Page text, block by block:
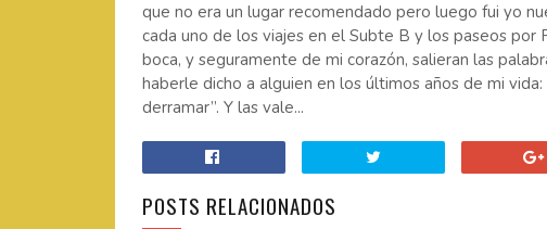
que no era un lugar recomendado pero luego fui yo
cada uno de los viajes en el Subte B y los paseos por
boca, y seguramente de mi corazón, salieran las
haberle dicho a alguien en los últimos años de mi
derramar”. Y las vale...
POSTS RELACIONADOS